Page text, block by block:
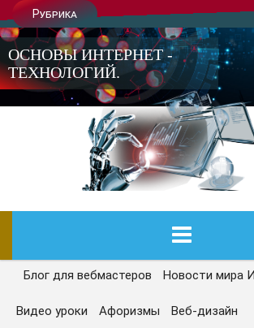
Рубрика
ОСНОВЫ ИНТЕРНЕТ -
ТЕХНОЛОГИЙ.
ГЛАВНАЯ
СЕГОДНЯ
Блог для вебмастеров Новости мира
Видео уроки Афоризмы Веб-дизайн